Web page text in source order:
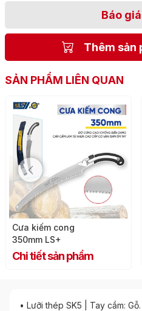
Báo
Thêm sản
SẢN PHẨM LIÊN QUAN
Cưa kiếm cong
350mm LS+
Chi tiết sản phẩm
• Lưỡi thép SK5 | Tay cầm: Gỗ.